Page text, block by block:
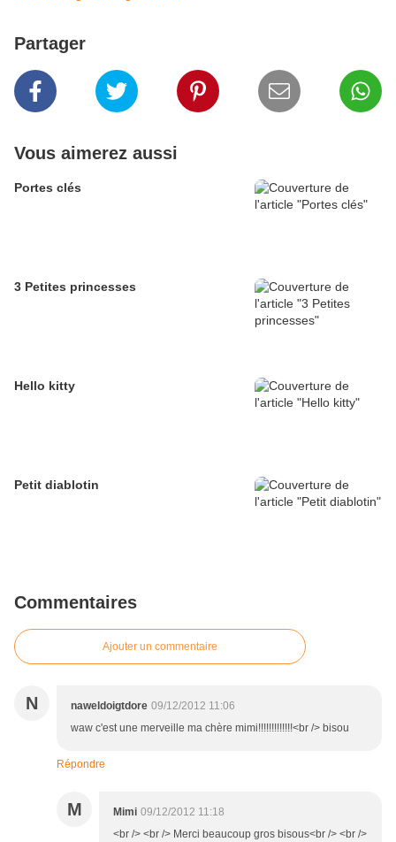
Partager
Vous aimerez aussi
Portes clés
3 Petites princesses
Hello kitty
Petit diablotin
Commentaires
Ajouter un commentaire
N naweldoigtdore 09/12/2012 11:06
waw c'est une merveille ma chère mimi!!!!!!!!!!!!!<br /> bisou
Répondre
M Mimi 09/12/2012 11:18
<br /> <br /> Merci beaucoup gros bisous<br /> <br />